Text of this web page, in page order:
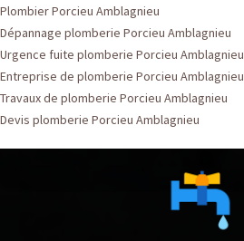
Plombier Porcieu Amblagnieu
Dépannage plomberie Porcieu Amblagnieu
Urgence fuite plomberie Porcieu Amblagnieu
Entreprise de plomberie Porcieu Amblagnieu
Travaux de plomberie Porcieu Amblagnieu
Devis plomberie Porcieu Amblagnieu